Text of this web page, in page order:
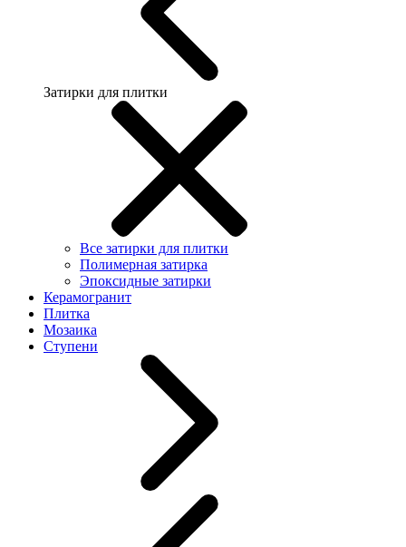
Затирки для плитки
Все затирки для плитки
Полимерная затирка
Эпоксидные затирки
Керамогранит
Плитка
Мозаика
Ступени